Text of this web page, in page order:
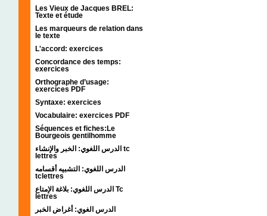
Les Vieux de Jacques BREL:
Texte et étude
Les marqueurs de relation dans
le texte
L'accord: exercices
Concordance des temps:
exercices
Orthographe d’usage:
exercices PDF
Syntaxe: exercices
Vocabulaire: exercices PDF
Séquences et fiches:Le
Bourgeois gentilhomme
الدرس اللغوي: الخبر والإنشاء tc
lettres
الدرس اللغوي: التشبيه أقسامه
tclettres
الدرس اللغوي: بلاغة الإمتاع Tc
lettres
الدرس الغوي: أغراض الخبر